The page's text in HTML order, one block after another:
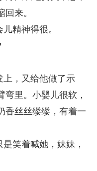
来。
精神得很。
上，又给他做了示
里。小婴儿很软，
香丝丝缕缕，有着一
笑着喊她，妹妹，